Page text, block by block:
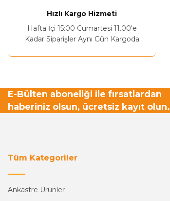
Bu ürüne benzer farklı alternatifler olmalı.
Hızlı Kargo Hizmeti
Hafta İçi 15:00 Cumartesi 11.00'e
Kadar Siparişler Aynı Gün Kargoda
E-Bülten aboneliği ile fırsatlardan
haberiniz olsun, ücretsiz kayıt olun.
Tüm Kategoriler
Ankastre Ürünler